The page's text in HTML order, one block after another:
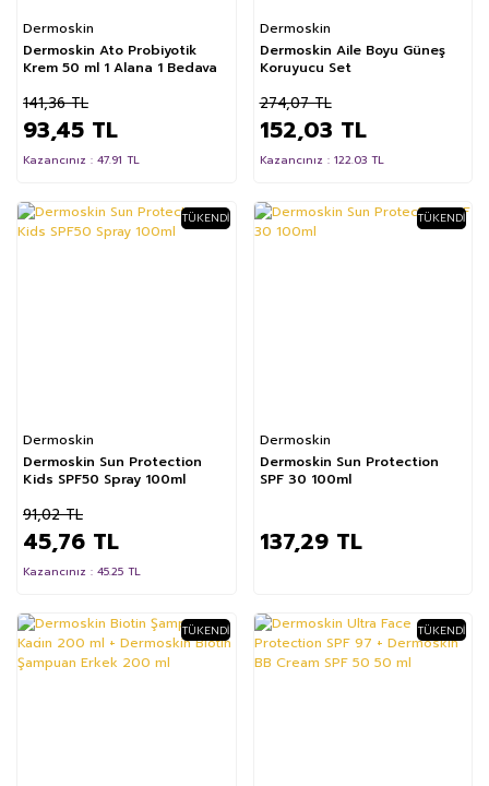
Dermoskin
Dermoskin Ato Probiyotik
Krem 50 ml 1 Alana 1 Bedava
93,45 TL
141,36 TL
Kazancınız : 47.91 TL
Dermoskin
Dermoskin Aile Boyu Güneş
Koruyucu Set
152,03 TL
274,07 TL
Kazancınız : 122.03 TL
%50 TÜKENDI
Dermoskin
Dermoskin Sun Protection
Kids SPF50 Spray 100ml
45,76 TL
91,02 TL
Kazancınız : 45.25 TL
TÜKENDI
Dermoskin
Dermoskin Sun Protection
SPF 30 100ml
137,29 TL
%22 TÜKENDI %4 TÜKENDI